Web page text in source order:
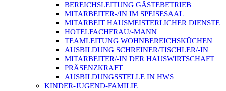
BEREICHSLEITUNG GÄSTEBETRIEB
MITARBEITER-/IN IM SPEISESAAL
MITARBEIT HAUSMEISTERLICHER DIENSTE
HOTELFACHFRAU/-MANN
TEAMLEITUNG WOHNBEREICHSKÜCHEN
AUSBILDUNG SCHREINER/TISCHLER/-IN
MITARBEITER/-IN DER HAUSWIRTSCHAFT
PRÄSENZKRAFT
AUSBILDUNGSSTELLE IN HWS
KINDER-JUGEND-FAMILIE